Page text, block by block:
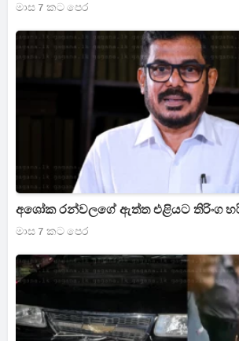
මාස 7 කට පෙර
අශෝක රන්වලගේ ඇත්ත එළියට තිරිංග
මාස 7 කට පෙර